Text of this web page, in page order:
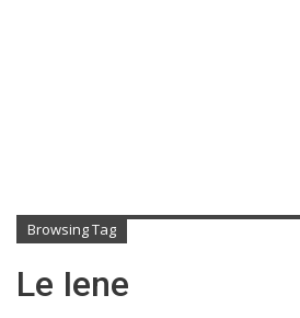
Browsing Tag
Le Iene